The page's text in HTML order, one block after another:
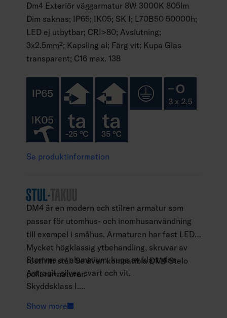
Dm4 Exteriör väggarmatur 8W 3000K 805lm
Dim saknas; IP65; IK05; SK I; L70B50 50000h;
LED ej utbytbar; CRI>80; Avslutning;
3x2.5mm²; Kapsling al; Färg vit; Kupa Glas
transparent; C16 max. 138
Se produktinformation
DM4 är en modern och stilren armatur som
passar för utomhus- och inomhusanvändning
till exempel i småhus. Armaturen har fast LED.
Mycket högklassig ytbehandling, skruvar av
rostfritt stål. Se även kompatibla DM4 Stelo
pollararmaturer.
Stomme av aluminium, kupa av klart glas.
Antracit, silver, svart och vit.
Skyddsklass I.
Terminerad kabel 3 x 2,5 mm2.
Show more